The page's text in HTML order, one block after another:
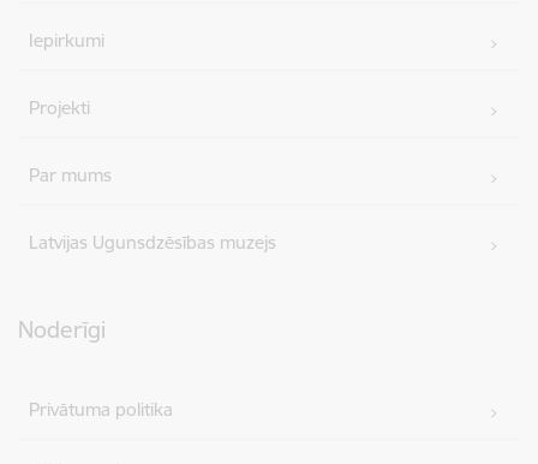
Iepirkumi
Projekti
Par mums
Latvijas Ugunsdzēsības muzejs
Noderīgi
Privātuma politika